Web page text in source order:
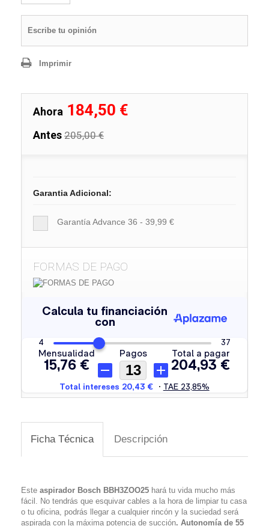
Escribe tu opinión
Imprimir
Ahora 184,50 €
Antes 205,00 €
Garantia Adicional:
Garantía Advance 36 - 39,99 €
FORMAS DE PAGO
Ficha Técnica Descripción
Este aspirador Bosch BBH3ZOO25 hará tu vida mucho más
fácil. No tendrás que esquivar cables a la hora de limpiar tu casa
o tu oficina, podrás llegar a cualquier rincón y la suciedad será
aspirada con la máxima potencia de succión. Autonomía de 55